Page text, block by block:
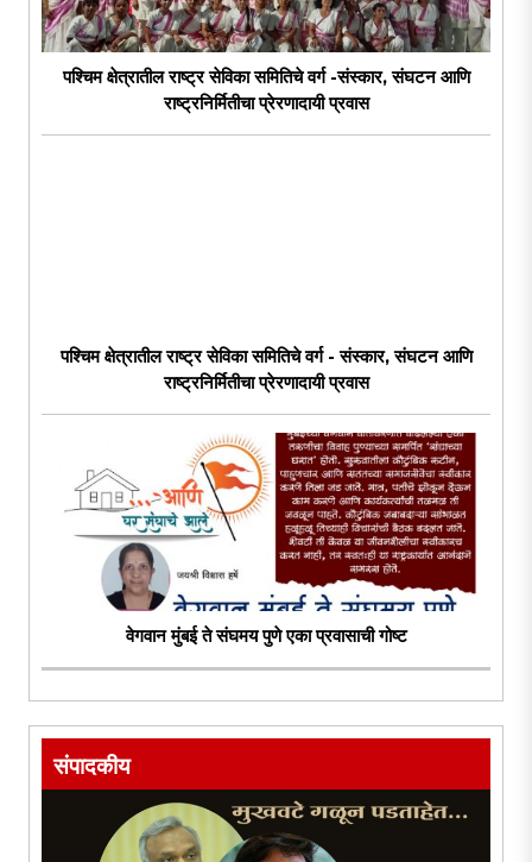
पश्चिम क्षेत्रातील राष्ट्र सेविका समितिचे वर्ग -संस्कार, संघटन आणि
राष्ट्रनिर्मितीचा प्रेरणादायी प्रवास
पश्चिम क्षेत्रातील राष्ट्र सेविका समितिचे वर्ग - संस्कार, संघटन आणि
राष्ट्रनिर्मितीचा प्रेरणादायी प्रवास
वेगवान मुंबई ते संघमय पुणे एका प्रवासाची गोष्ट
संपादकीय